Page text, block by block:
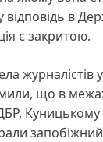
відповідь в
є закритою.
журналістів
що в
запобіжний